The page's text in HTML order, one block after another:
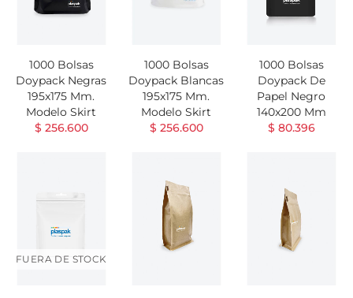
1000 Bolsas
Doypack Negras
195x175 Mm.
Modelo Skirt
$ 256.600
1000 Bolsas
Doypack Blancas
195x175 Mm.
Modelo Skirt
$ 256.600
1000 Bolsas
Doypack De
Papel Negro
140x200 Mm
$ 80.396
FUERA DE STOCK